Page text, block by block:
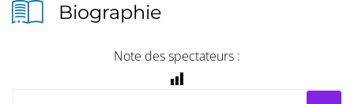
Biographie
Note des spectateurs :